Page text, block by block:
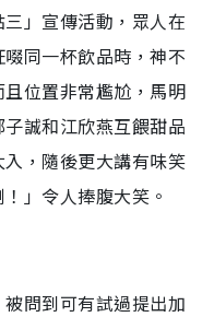
」宣傳活動，眾人在
同一杯飲品時，神不
位置非常尷尬，馬明
誠和江欣燕互餵甜品
，隨後更大講有味笑
」令人捧腹大笑。
問到可有試過提出加